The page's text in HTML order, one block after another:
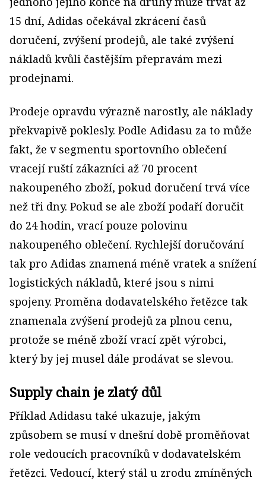
15 dní, Adidas očekával zkrácení časů
doručení, zvýšení prodejů, ale také zvýšení
nákladů kvůli častějším přepravám mezi
prodejnami.
Prodeje opravdu výrazně narostly, ale náklady
překvapivě poklesly. Podle Adidasu za to může
fakt, že v segmentu sportovního oblečení
vracejí ruští zákazníci až 70 procent
nakoupeného zboží, pokud doručení trvá více
než tři dny. Pokud se ale zboží podaří doručit
do 24 hodin, vrací pouze polovinu
nakoupeného oblečení. Rychlejší doručování
tak pro Adidas znamená méně vratek a snížení
logistických nákladů, které jsou s nimi
spojeny. Proměna dodavatelského řetězce tak
znamenala zvýšení prodejů za plnou cenu,
protože se méně zboží vrací zpět výrobci,
který by jej musel dále prodávat se slevou.
Supply chain je zlatý důl
Příklad Adidasu také ukazuje, jakým
způsobem se musí v dnešní době proměňovat
role vedoucích pracovníků v dodavatelském
řetězci. Vedoucí, který stál u zrodu zmíněných